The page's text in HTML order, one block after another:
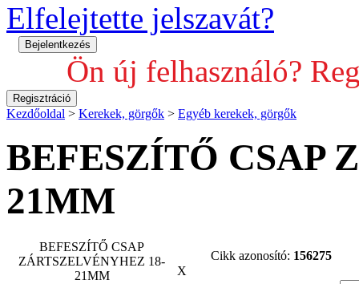
Elfelejtette jelszavát?
Ön új felhasználó?
Kezdőoldal > Kerekek, görgők > Egyéb kerekek, görgők
BEFESZÍTŐ CSAP
21MM
X
BEFESZÍTŐ CSAP
ZÁRTSZELVÉNYHEZ 18-
21MM
Cikk azonosító: 156275